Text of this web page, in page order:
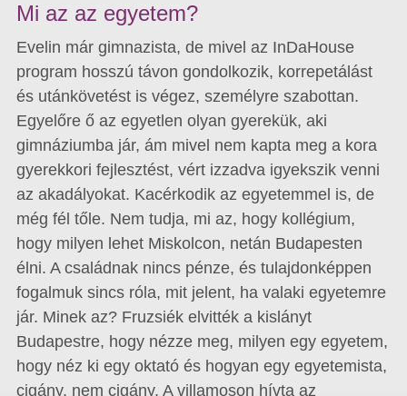
Mi az az egyetem?
Evelin már gimnazista, de mivel az InDaHouse
program hosszú távon gondolkozik, korrepetálást
és utánkövetést is végez, személyre szabottan.
Egyelőre ő az egyetlen olyan gyerekük, aki
gimnáziumba jár, ám mivel nem kapta meg a kora
gyerekkori fejlesztést, vért izzadva igyekszik venni
az akadályokat. Kacérkodik az egyetemmel is, de
még fél tőle. Nem tudja, mi az, hogy kollégium,
hogy milyen lehet Miskolcon, netán Budapesten
élni. A családnak nincs pénze, és tulajdonképpen
fogalmuk sincs róla, mit jelent, ha valaki egyetemre
jár. Minek az? Fruzsiék elvitték a kislányt
Budapestre, hogy nézze meg, milyen egy egyetem,
hogy néz ki egy oktató és hogyan egy egyetemista,
cigány, nem cigány. A villamoson hívta az